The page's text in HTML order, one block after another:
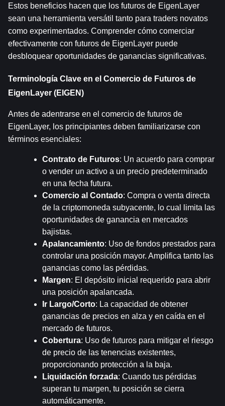
Estos beneficios hacen que los futuros de EigenLayer
sean una herramienta versátil tanto para traders novatos
como experimentados. Comprender cómo comerciar
efectivamente con futuros de EigenLayer puede
desbloquear oportunidades de ganancias significativas.
Terminología Clave en el Comercio de Futuros de
EigenLayer (EIGEN)
Antes de adentrarse en el comercio de futuros de
EigenLayer, los principiantes deben familiarizarse con
términos esenciales:
Contrato de Futuros: Un acuerdo para comprar
o vender un activo a un precio predeterminado
en una fecha futura.
Comercio al Contado: Compra o venta directa
de la criptomoneda subyacente, lo cual limita las
oportunidades de ganancia en mercados
bajistas.
Apalancamiento: Uso de fondos prestados para
controlar una posición mayor. Amplifica tanto las
ganancias como las pérdidas.
Margen: El depósito inicial requerido para abrir
una posición apalancada.
Ir Largo/Corto: La capacidad de obtener
ganancias de precios en alza y en caída en el
mercado de futuros.
Cobertura: Uso de futuros para mitigar el riesgo
de precio de las tenencias existentes,
proporcionando protección a la baja.
Liquidación forzada: Cuando tus pérdidas
superan tu margen, tu posición se cierra
automáticamente.